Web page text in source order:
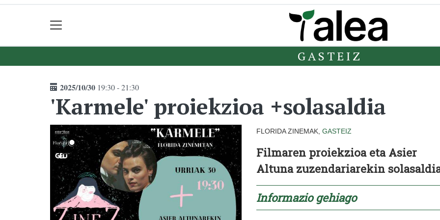
GASTEIZ
2025/10/30 19:30 - 21:30
'Karmele' proiekzioa +solasaldia
FLORIDA ZINEMAK, GASTEIZ
Filmaren proiekzioa eta Asier
Altuna zuzendariarekin
Informazio gehiago